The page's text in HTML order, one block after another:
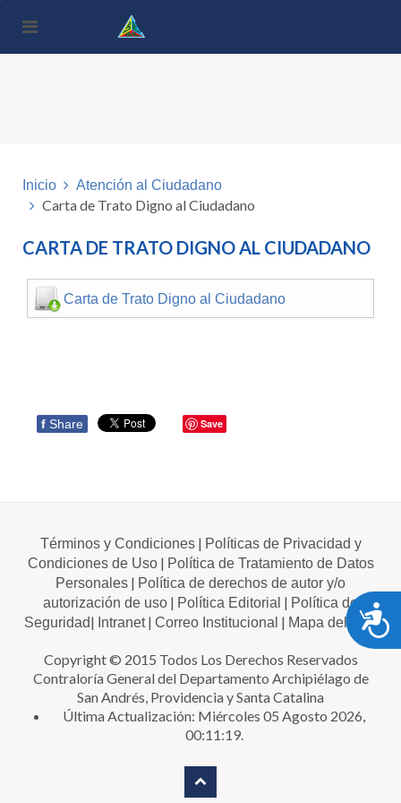
este
Inicio Atención al Ciudadano
Carta de Trato Digno al Ciudadano
CARTA DE TRATO DIGNO AL CIUDADANO
Carta de Trato Digno al Ciudadano
f Share Save
Términos y Condiciones| Políticas de Privacidad y
Condiciones de Uso| Política de Tratamiento de Datos
Personales | Política de derechos de autor y/o
autorización de uso | Política Editorial | Política de
Seguridad| Intranet| Correo Institucional | Mapa del sitio
Copyright © 2015 Todos Los Derechos Reservados
Contraloría General del Departamento Archipiélago de
San Andrés, Providencia y Santa Catalina
Última Actualización: Miércoles 05 Agosto 2026,
00:11:19.